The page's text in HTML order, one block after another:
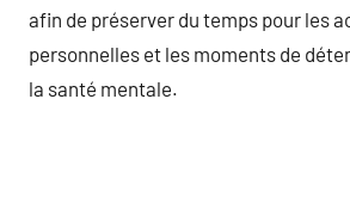
afin de préserver du temps pour les
personnelles et les moments de
la santé mentale.